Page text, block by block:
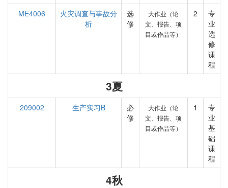
ME4006
火灾调查与事故分
析
选
修
大作业（论
文、报告、项
目或作品等）
2
专
业
选
修
课
程
3夏
209002 生产实习B
必
修
大作业（论
文、报告、项
目或作品等）
1
专
业
基
础
课
程
4秋